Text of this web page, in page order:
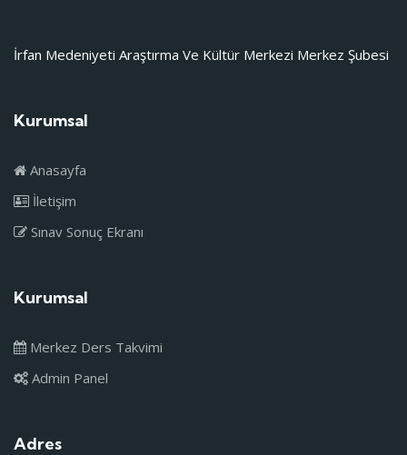
İrfan Medeniyeti Araştırma Ve Kültür Merkezi Merkez Şubesi
Kurumsal
Anasayfa
İletişim
Sınav Sonuç Ekranı
Kurumsal
Merkez Ders Takvimi
Admin Panel
Adres